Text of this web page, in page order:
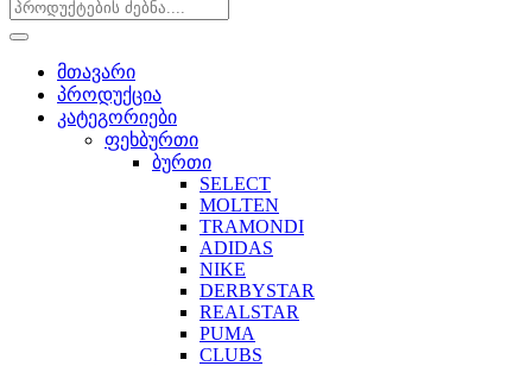
მთავარი
პროდუქცია
კატეგორიები
ფეხბურთი
ბურთი
SELECT
MOLTEN
TRAMONDI
ADIDAS
NIKE
DERBYSTAR
REALSTAR
PUMA
CLUBS